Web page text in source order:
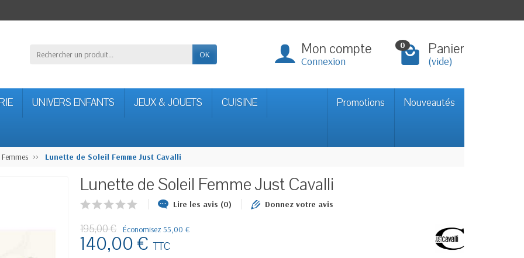
OK Mon compte
Connexion
0 Panier
(vide)
UNIVERS ENFANTS JEUX & JOUETS CUISINE Promotions Nouveautés
Lunette de Soleil Femme Just Cavalli
Lunette de Soleil Femme Just Cavalli
Lire les avis (0) Donnez votre avis
195,00 € Économisez 55,00 €
140,00 €TTC